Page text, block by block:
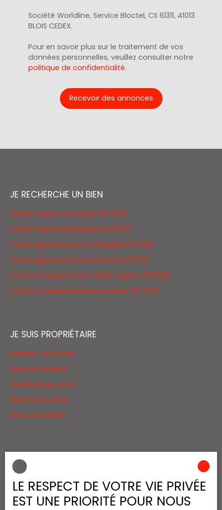
Société Worldline, Service Bloctel, CS 61311, 41013
BLOIS CEDEX.
Pour en savoir plus sur le traitement de vos
données personnelles, veuillez consulter notre
politique de confidentialité.
Recevoir des annonces
JE RECHERCHE UN BIEN
Vente maison Lamastre (07270)
Vente maison Désaignes (07570)
Vente appartement Le Cheylard (07160)
Vente appartement Lamastre (07270)
Location appartement Saint-Agrève (07320)
Location appartement Lamastre (07270)
JE SUIS PROPRIÉTAIRE
Estimez votre bien
Espace vendeur
Vendre avec nous
Gestion locative
Nous contacter
INFORMATIONS
Mentions légales
LE RESPECT DE VOTRE VIE PRIVÉE
EST UNE PRIORITÉ POUR NOUS